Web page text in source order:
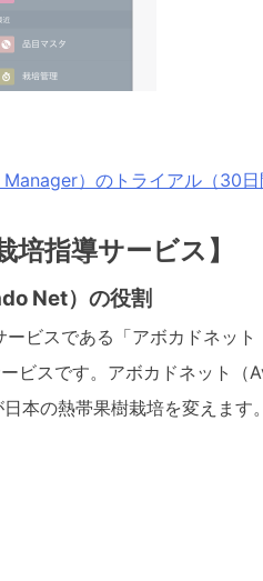
）のトライアル（30
指導サービス】
Net）の役割
ービスである「アボカドネッ
ビスです。アボカドネット
本の熱帯果樹栽培を変えます。